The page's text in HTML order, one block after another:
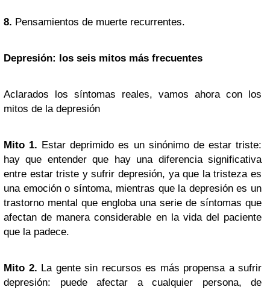
8. Pensamientos de muerte recurrentes.
Depresión: los seis mitos más frecuentes
Aclarados los síntomas reales, vamos ahora con los
mitos de la depresión
Mito 1. Estar deprimido es un sinónimo de estar triste:
hay que entender que hay una diferencia significativa
entre estar triste y sufrir depresión, ya que la tristeza es
una emoción o síntoma, mientras que la depresión es un
trastorno mental que engloba una serie de síntomas que
afectan de manera considerable en la vida del paciente
que la padece.
Mito 2. La gente sin recursos es más propensa a sufrir
depresión: puede afectar a cualquier persona, de